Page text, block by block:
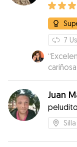
7
“
días y
Juan
Silla